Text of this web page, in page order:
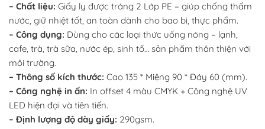
– Chất liệu: Giấy ly được tráng 2 Lớp PE – giúp chống thấm
nước, giữ nhiệt tốt, an toàn dành cho bao bì, thực phẩm.
– Công dụng: Dùng cho các loại thức uống nóng – lạnh,
cafe, trà, trà sữa, nước ép, sinh tố… sản phẩm thân thiện với
môi trường.
– Thông số kích thước: Cao 135 * Miệng 90 * Đáy 60 (mm).
– Công nghệ in ấn: In offset 4 màu CMYK + Công nghệ UV
LED hiện đại và tiên tiến.
– Định lượng độ dày giấy: 290gsm.